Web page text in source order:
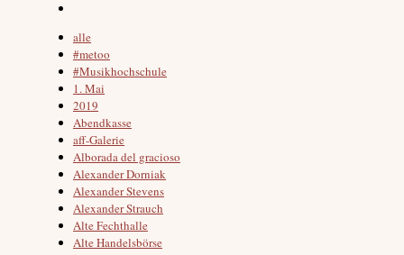
alle
#metoo
#Musikhochschule
1. Mai
2019
Abendkasse
aff-Galerie
Alborada del gracioso
Alexander Dorniak
Alexander Stevens
Alexander Strauch
Alte Fechthalle
Alte Handelsbörse